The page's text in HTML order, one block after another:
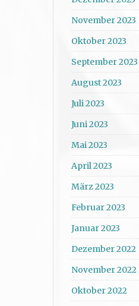
November 2023
Oktober 2023
September 2023
August 2023
Juli 2023
Juni 2023
Mai 2023
April 2023
März 2023
Februar 2023
Januar 2023
Dezember 2022
November 2022
Oktober 2022